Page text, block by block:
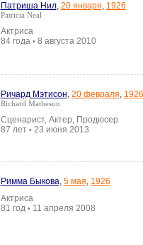
Патриша Нил, 20 января, 1926
Patricia Neal
Актриса
84 года • 8 августа 2010
Ричард Мэтисон, 20 февраля, 1926
Richard Matheson
Сценарист, Актер, Продюсер
87 лет • 23 июня 2013
Римма Быкова, 5 мая, 1926
Актриса
81 год • 11 апреля 2008